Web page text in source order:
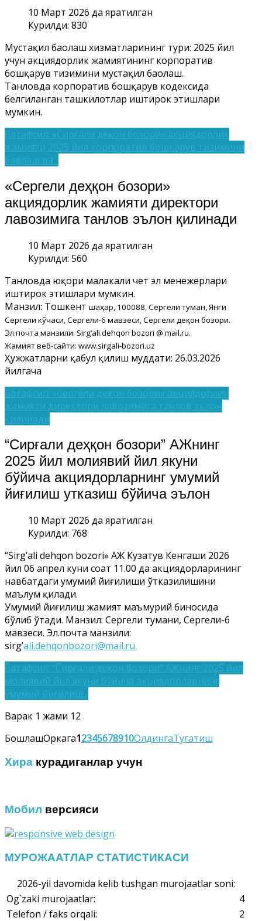
10 Март 2026 да яратилган
Курилди: 830
Мустақил баҳолаш хизматларининг тури: 2025 йил
учун акциядорлик жамиятининг корпоратив
бошқарув тизимини мустақил баҳолаш.
Танловда корпоратив бошқарув кодексида
белгиланган ташкилотлар иштирок этишлари
мумкин.
«Сергели деҳқон бозори»
акциядорлик жамияти директори
лавозимига танлов эълон қилинади
10 Март 2026 да яратилган
Курилди: 560
Танловда юқори малакали чет эл менежерлари
иштирок этишлари мумкин.
Манзил: Тошкент шаҳар, 100088, Сергели туман, Янги
Сергели кўчаси, Сергели-6 мавзеси, Сергели деқон бозори.
Эл.почта манзили: Sirg’ali.dehqon bozori @ mail.ru.
Жамият веб-сайти: www.sirgali-bozori.uz
Ҳужжатларни қабул қилиш муддати: 26.03.2026
йилгача
“Сирғали деҳқон бозори” АЖнинг
2025 йил молиявий йил якуни
бўйича акциядорларнинг умумий
йиғилиш утказиш бўйича эълон
10 Март 2026 да яратилган
Курилди: 768
“Sirg’ali dehqon bozori» АЖ Кузатув Кенгаши 2026
йил 06 апрел куни соат 11.00 да акциядорларининг
навбатдаги умумий йиғилиши ўтказилишини
маълум қилади.
Умумий йиғилиш жамият маъмурий биносида
бўлиб ўтади. Манзил: Сергели тумани, Сергели-6
мавзеси. Эл.почта манзили:
sirg’ali.dehqonbozori@mail.ru.
Варак 1 жами 12
БошлашОркага12345678910ОлдингаТугатиш
Хира курадиганлар учун
Мобил версияси
МУРОЖААТЛАР СТАТИСТИКАСИ
2026-yil davomida kelib tushgan murojaatlar soni:
Og`zaki murojaatlar:
4
Telefon / faks orqali:
2